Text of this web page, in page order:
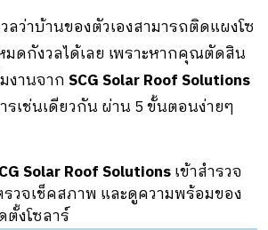
ลว่าบ้านของตัวเองสามารถติดแผงโซ
ดกังวลได้เลย เพราะหากคุณตัดสิน
งานจาก SCG Solar Roof Solutions
รเช่นเดียวกัน ผ่าน 5 ขั้นตอนง่ายๆ
Solar Roof Solutionsเข้าสำรวจ
วจเช็คสภาพ และดูความพร้อมของ
งโซลาร์